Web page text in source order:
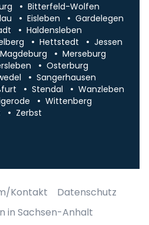
Bitterfeld-Wolfen
Eisleben
Gardelegen
Haldensleben
Hettstedt
Jessen
Magdeburg
Merseburg
Osterburg
Sangerhausen
Stendal
Wanzleben
Wittenberg
Zerbst
Kontakt
Datenschutz
in Sachsen-Anhalt